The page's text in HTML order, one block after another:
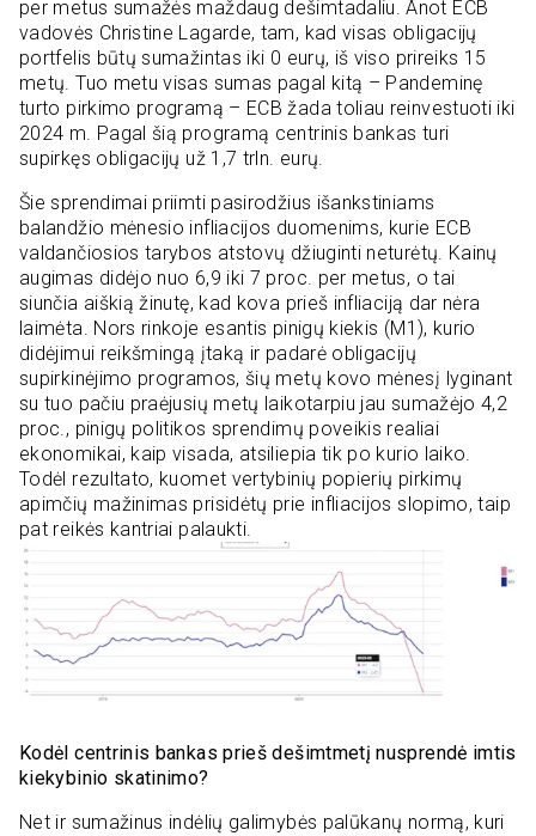
per metus sumažės maždaug dešimtadaliu. Anot ECB
vadovės Christine Lagarde, tam, kad visas obligacijų
portfelis būtų sumažintas iki 0 eurų, iš viso prireiks 15
metų. Tuo metu visas sumas pagal kitą – Pandeminę
turto pirkimo programą – ECB žada toliau reinvestuoti iki
2024 m. Pagal šią programą centrinis bankas turi
supirkęs obligacijų už 1,7 trln. eurų.
Šie sprendimai priimti pasirodžius išankstiniams
balandžio mėnesio infliacijos duomenims, kurie ECB
valdančiosios tarybos atstovų džiuginti neturėtų. Kainų
augimas didėjo nuo 6,9 iki 7 proc. per metus, o tai
siunčia aiškią žinutę, kad kova prieš infliaciją dar nėra
laimėta. Nors rinkoje esantis pinigų kiekis (M1), kurio
didėjimui reikšmingą įtaką ir padarė obligacijų
supirkinėjimo programos, šių metų kovo mėnesį lyginant
su tuo pačiu praėjusių metų laikotarpiu jau sumažėjo 4,2
proc., pinigų politikos sprendimų poveikis realiai
ekonomikai, kaip visada, atsiliepia tik po kurio laiko.
Todėl rezultato, kuomet vertybinių popierių pirkimų
apimčių mažinimas prisidėtų prie infliacijos slopimo, taip
pat reikės kantriai palaukti.
Kodėl centrinis bankas prieš dešimtmetį nusprendė imtis
kiekybinio skatinimo?
Net ir sumažinus indėlių galimybės palūkanų normą, kuri